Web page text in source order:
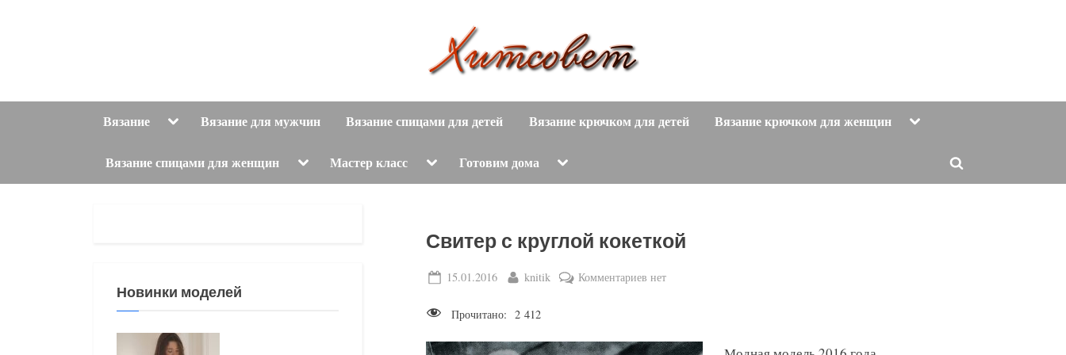
и
т
о
в
е
т
вязание
с
описанием
и
Вязание ToggleВязание для мужчин Вязание спицами для детей Вязание крючком для детей Вязание крючком для женщин Toggle
Вязание спицами для женщин Toggle
menu
Мастер класс Toggle
menu
Готовим дома Toggle
menu
Toggle
Свитер с круглой кокеткой
Posted
15.01.2016 By
knitik Комментариев кнет
Прочитано: 2 412
Новинки моделей